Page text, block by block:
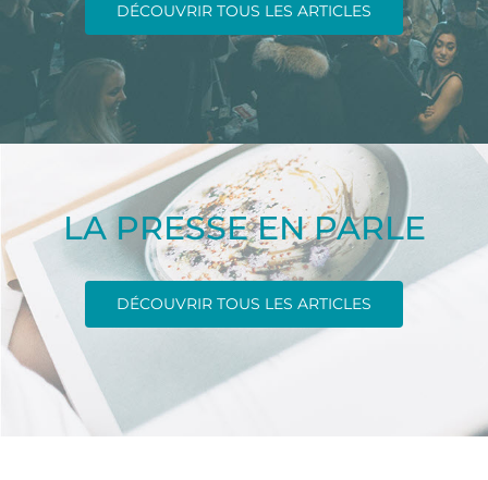
DÉCOUVRIR TOUS LES ARTICLES
LA PRESSE EN PARLE
DÉCOUVRIR TOUS LES ARTICLES